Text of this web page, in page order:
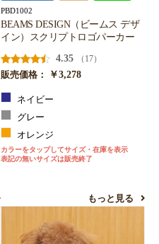
PBD1002
BEAMS DESIGN（ビームス デザ
イン）スクリプトロゴパーカー
4.35
（17）
販売価格：
￥3,278
ネイビー
グレー
オレンジ
カラーをタップしてサイズ・在庫を表示
表記の無いサイズは販売終了
もっと見る